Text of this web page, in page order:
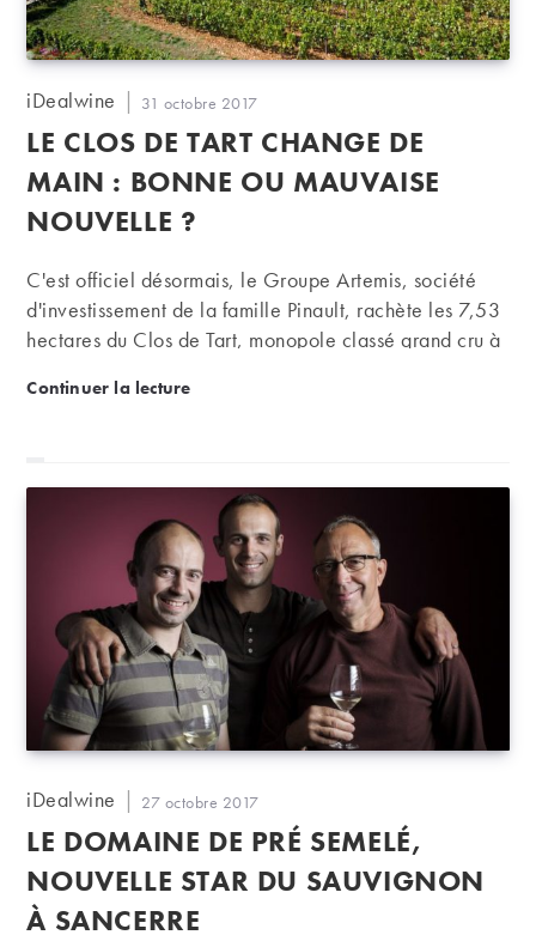
Auteur/autrice
la
publication :
iDealwine
Publication
publiée :
31 octobre 2017
LE CLOS DE TART CHANGE DE
MAIN : BONNE OU MAUVAISE
NOUVELLE ?
C'est officiel désormais, le Groupe Artemis, société
d'investissement de la famille Pinault, rachète les 7,53
hectares du Clos de Tart, monopole classé grand cru à
Mommessin veillait aux destinées de ce domaine
Continuer la lectureLe Clos de Tart change de main : bonne ou
Auteur/autrice
la
publication :
iDealwine
Publication
publiée :
27 octobre 2017
LE DOMAINE DE PRÉ SEMELÉ,
NOUVELLE STAR DU SAUVIGNON
À SANCERRE